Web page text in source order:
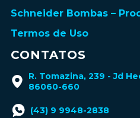
Schneider Bombas –
Termos de Uso
CONTATOS
R. Tomazina, 239 - Jd
86060-660
(43) 9 9948-2838